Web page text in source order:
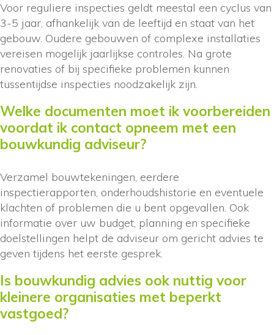
Voor reguliere inspecties geldt meestal een cyclus van
3-5 jaar, afhankelijk van de leeftijd en staat van het
gebouw. Oudere gebouwen of complexe installaties
vereisen mogelijk jaarlijkse controles. Na grote
renovaties of bij specifieke problemen kunnen
tussentijdse inspecties noodzakelijk zijn.
Welke documenten moet ik voorbereiden
voordat ik contact opneem met een
bouwkundig adviseur?
Verzamel bouwtekeningen, eerdere
inspectierapporten, onderhoudshistorie en eventuele
klachten of problemen die u bent opgevallen. Ook
informatie over uw budget, planning en specifieke
doelstellingen helpt de adviseur om gericht advies te
geven tijdens het eerste gesprek.
Is bouwkundig advies ook nuttig voor
kleinere organisaties met beperkt
vastgoed?